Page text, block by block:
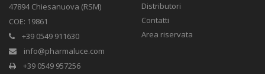
47894 Chiesanuova (RSM)
COE: 19861
+39 0549 911630
info@pharmaluce.com
+39 0549 957256
Distributori
Contatti
Area riservata